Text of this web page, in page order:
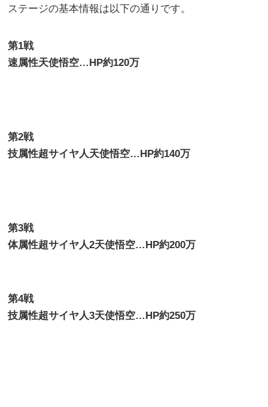
ステージの基本情報は以下の通りです。
第1戦
速属性天使悟空…HP約120万
第2戦
技属性超サイヤ人天使悟空…HP約140万
第3戦
体属性超サイヤ人2天使悟空…HP約200万
第4戦
技属性超サイヤ人3天使悟空…HP約250万